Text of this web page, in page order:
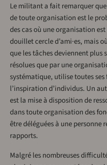
Le militant a fait remarquer
de toute organisation est le
des cas où une organisation
douillet cercle d’ami·es, mais
que les tâches deviennent plus
résolues que par une
systématique, utilise toutes ses
l’inspiration d’individus. Un
est la mise à disposition de
dans toute organisation des
être déléguées à une personne
rapports.
Malgré les nombreuses